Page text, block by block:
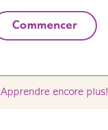
Commencer
Apprendre encore plus!